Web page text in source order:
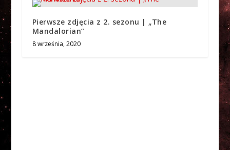
Pierwsze zdjęcia z 2. sezonu | „The
Mandalorian”
8 września, 2020